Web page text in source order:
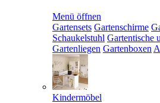
Menü öffnen
Gartensets Gartenschirme
Schaukelstuhl Gartentische
Gartenliegen Gartenboxen
Kindermöbel